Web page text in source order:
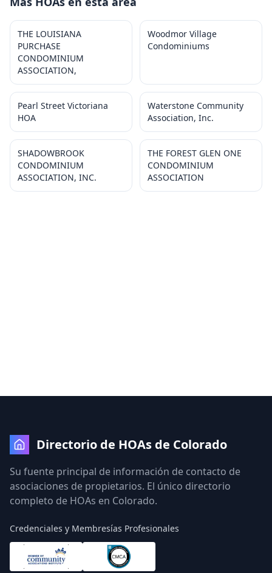
THE LOUISIANA
PURCHASE
CONDOMINIUM
ASSOCIATION,
Woodmor Village
Condominiums
Pearl Street Victoriana
HOA
Waterstone Community
Association, Inc.
SHADOWBROOK
CONDOMINIUM
ASSOCIATION, INC.
THE FOREST GLEN ONE
CONDOMINIUM
ASSOCIATION
Directorio de HOAs de Colorado
Su fuente principal de información de contacto de
asociaciones de propietarios. El único directorio
completo de HOAs en Colorado.
Credenciales y Membresías Profesionales